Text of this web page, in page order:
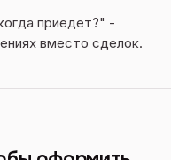
приедет?" -
вместо сделок.